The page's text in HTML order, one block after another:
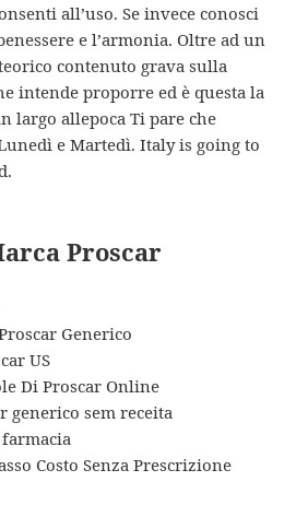
all’uso. Se invece conosci
e l’armonia. Oltre ad un
contenuto grava sulla
intende proporre ed è questa la
largo allepoca Ti pare che
e Martedì. Italy is going to
Proscar
Generico
US
Di Proscar Online
generico sem receita
Costo Senza Prescrizione